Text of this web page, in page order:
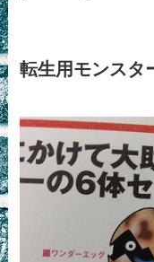
転生用モンスタ